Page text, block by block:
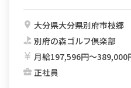
大分県大分県別府市枝郷
別府の森ゴルフ倶楽部
月給197,596円〜389,000
正社員